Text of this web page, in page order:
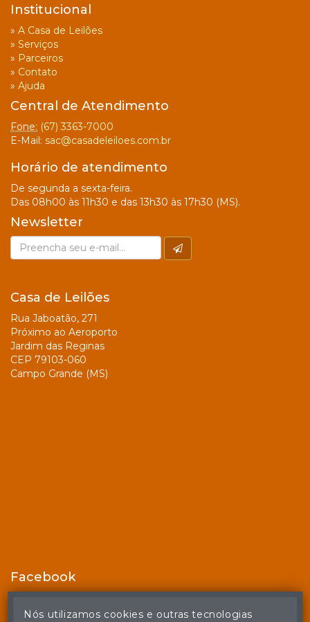
Institucional
» A Casa de Leilões
» Serviços
» Parceiros
» Contato
» Ajuda
Central de Atendimento
Fone: (67) 3363-7000
E-Mail: sac@casadeleiloes.com.br
Horário de atendimento
De segunda a sexta-feira.
Das 08h00 às 11h30 e das 13h30 às 17h30 (MS).
Newsletter
Casa de Leilões
Rua Jaboatão, 271
Próximo ao Aeroporto
Jardim das Reginas
CEP 79103-060
Campo Grande (MS)
Facebook
Nós utilizamos cookies e outras tecnologias